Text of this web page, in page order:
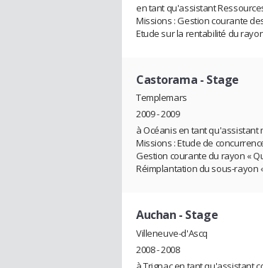
en tant qu'assistant
Missions : Gestion courante
Etude sur la rentabilité du
Castorama - Stage
Templemars
2009 - 2009
à Océanis en tant qu'assistant
Missions : Etude de
Gestion courante du rayon «
Réimplantation du sous-rayon
Auchan - Stage
Villeneuve-d'Ascq
2008 - 2008